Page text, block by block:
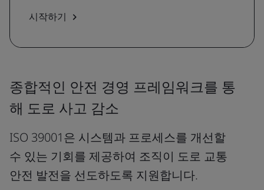
시작하기
종합적인 안전 경영 프레임워크를 통
해 도로 사고 감소
ISO 39001은 시스템과 프로세스를 개선할
수 있는 기회를 제공하여 조직이 도로 교통
안전 발전을 선도하도록 지원합니다.